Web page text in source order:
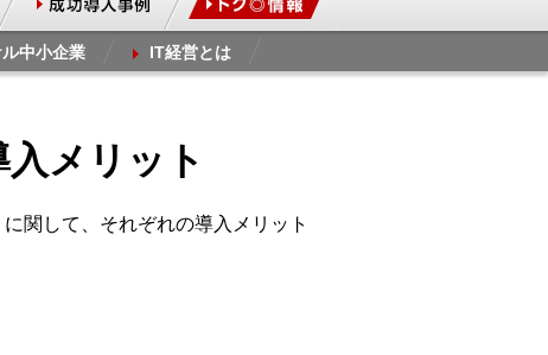
中小企業 IT経営とは
メリット
関して、それぞれの導入メリット